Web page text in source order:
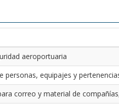
aeroportuaria
personas, equipajes y
correo y material de